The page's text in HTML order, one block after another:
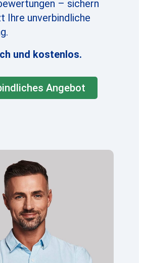
– sichern
Ihre unverbindliche
und kostenlos.
Angebot